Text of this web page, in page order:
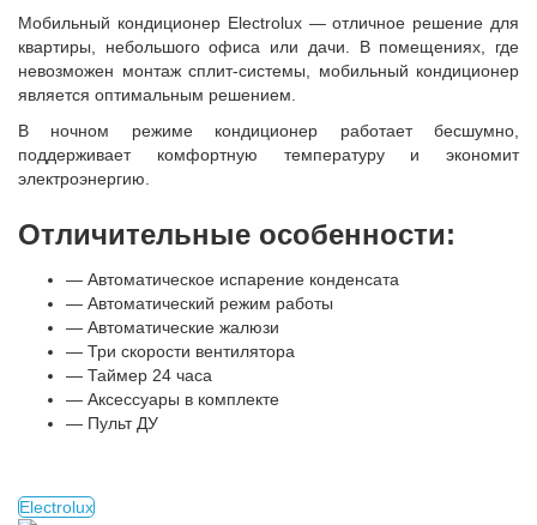
Мобильный кондиционер Electrolux — отличное решение для
квартиры
небольшого офиса или дачи. В помещениях
где
невозможен монтаж сплит-системы , мобильный кондиционер
является оптимальным решением.
В ночном режиме кондиционер работает бесшумно
поддерживает комфортную температуру и экономит
электроэнергию.
Отличительные особенности:
— Автоматическое испарение конденсата
— Автоматический режим работы
— Автоматические жалюзи
— Три скорости вентилятора
— Таймер 24 часа
— Аксессуары в комплекте
— Пульт ДУ
Electrolux